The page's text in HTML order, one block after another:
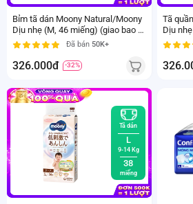
Bỉm tã dán Moony Natural/Moony
Dịu nhẹ (M, 46 miếng) (giao bao bì
ngẫu nhiên)
Đã bán 50K+
326.000đ -32%
Tã
Dịu
ngẫu
Tã dán
L
9-14 Kg
38
miếng